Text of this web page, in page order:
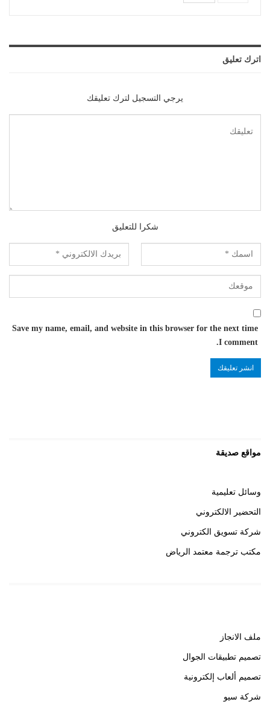
اترك تعليق
يرجي التسجيل لترك تعليقك
شكرا للتعليق
Save my name, email, and website in this browser for the next time
I comment.
مواقع صديقة
وسائل تعليمية
التحضير الالكتروني
شركة تسويق الكتروني
مكتب ترجمة معتمد الرياض
ملف الانجاز
تصميم تطبيقات الجوال
تصميم ألعاب إلكترونية
شركة سيو